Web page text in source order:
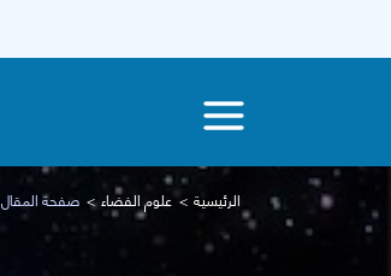
الرئيسية علوم الفضاء صفحة المقال